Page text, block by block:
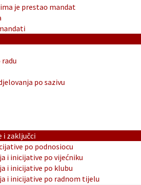
je prestao mandat
po sazivu
i zaključci
po podnosiocu
i inicijative po vijećniku
i inicijative po klubu
i inicijative po radnom tijelu